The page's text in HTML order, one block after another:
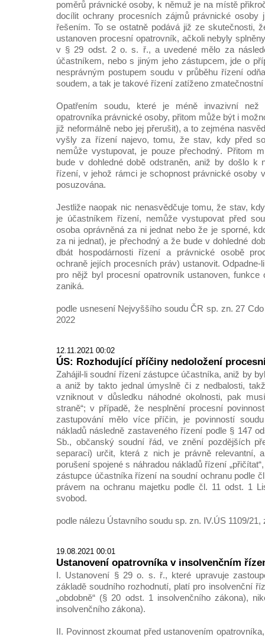
poměrů právnické osoby, k němuž je na místě
docílit ochrany procesních zájmů právnické osoby
řešením. To se ostatně podává již ze skutečnosti,
ustanoven procesní opatrovník, ačkoli nebyly
v § 29 odst. 2 o. s. ř., a uvedené mělo za
účastníkem, nebo s jiným jeho zástupcem, jde o
nesprávným postupem soudu v průběhu řízení
soudem, a tak je takové řízení zatíženo zmatečnostní
Opatřením soudu, které je méně invazivní než
opatrovníka právnické osoby, přitom může být i
již neformálně nebo jej přerušit), a to zejména
vyšly za řízení najevo, tomu, že stav, kdy před
nemůže vystupovat, je pouze přechodný. Přitom
bude v dohledné době odstraněn, aniž by došlo k
řízení, v jehož rámci je schopnost právnické osoby
posuzována.
Jestliže naopak nic nenasvědčuje tomu, že stav,
je účastníkem řízení, nemůže vystupovat před
osoba oprávněná za ni jednat nebo že je sporné,
za ni jednat), je přechodný a že bude v dohledné
dbát hospodárnosti řízení a právnické osobě
ochraně jejích procesních práv) ustanovit.
pro nějž byl procesní opatrovník ustanoven, funkce
zaniká.
podle usnesení Nejvyššího soudu ČR sp. zn. 27
2022
12.11.2021 00:02
ÚS: Rozhodující příčiny nedoložení
Zahájil-li soudní řízení zástupce účastníka, aniž by
a aniž by takto jednal úmyslně či z nedbalosti,
vzniknout v důsledku náhodné okolnosti, pak
straně“; v případě, že nesplnění procesní
zastupování mělo více příčin, je povinností
nákladů následně zastaveného řízení podle § 147
Sb., občanský soudní řád, ve znění pozdějších
separaci) určit, která z nich je právně relevantní,
porušení spojené s náhradou nákladů řízení
zástupce účastníka řízení na soudní ochranu podle
právem na ochranu majetku podle čl. 11 odst. 1
svobod.
podle nálezu Ústavního soudu sp. zn. IV.ÚS 1109/21,
19.08.2021 00:01
Ustanovení opatrovníka v insolvenčním
I. Ustanovení § 29 o. s. ř., které upravuje
základě soudního rozhodnutí, platí pro insolvenční
„obdobně“ (§ 20 odst. 1 insolvenčního zákona),
insolvenčního zákona).
II. Povinnost zkoumat před ustanovením